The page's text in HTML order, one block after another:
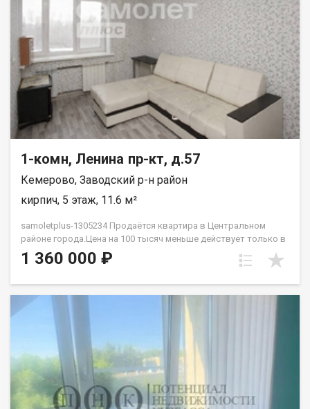
1-комн, Ленина пр-кт, д.57
Кемерово, Заводский р-н район
кирпич, 5 этаж, 11.6 м²
samoletplus-1305234 Продаётся квартира в Центральном
районе города.Цена на 100 тысяч меньше действует только в
августе! Успей приобрести недвижимость, подходящую как
для проживания, так и для сдачи! Удобное расположение
общественному транспорту. Квартира подходит как для сдачи
центры, университеты, школы и детские сады — всё
необходимое для комфортной жизни. В квартире выполнен
ремонт, готовый к заселению. Установлена новая входная
дверь, светлая комната с большим окном. Особенность
планировки — отсутствие соседей за стенами, что добавляет
1 360 000 ₽